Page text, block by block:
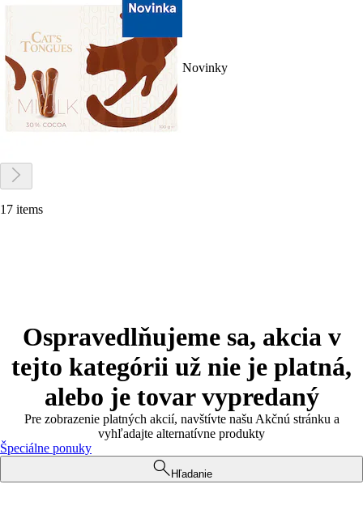
Novinky
17 items
Ospravedlňujeme sa, akcia v
tejto kategórii už nie je platná,
alebo je tovar vypredaný
Pre zobrazenie platných akcií, navštívte našu Akčnú stránku a
vyhľadajte alternatívne produkty
Špeciálne ponuky
Hľadanie